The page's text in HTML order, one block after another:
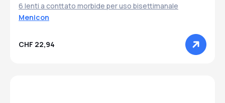
6 lenti a conttato morbide per uso bisettimanale
Menicon
CHF 22,94